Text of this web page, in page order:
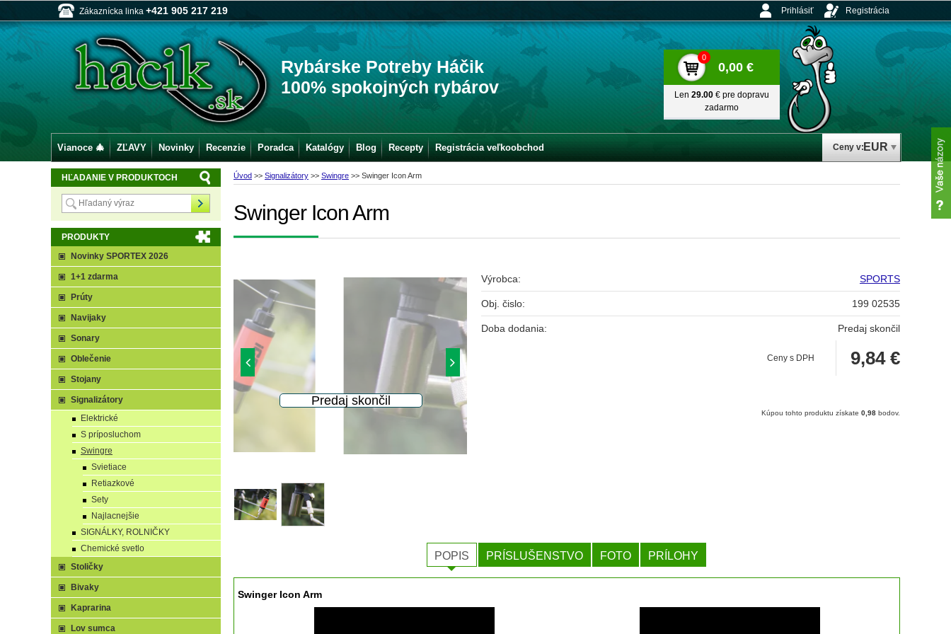
Zákaznícka linka +421 905 217 219
Rybárske Potreby Háčik
100% spokojných rybárov
Ceny v: EUR
Prihlásiť Registrácia
0
0,00 €
Len 29.00 € pre dopravu
zadarmo
Úvod >> Signalizátory >> Swingre >> Swinger Icon Arm
Swinger Icon Arm
Výrobca: SPORTS
Obj. čislo: 199 02535
Doba dodania: Predaj skončil
Ceny s DPH 9,84 €
Kúpou tohto produktu získate 0,98 bodov.
POPIS PRÍSLUŠENSTVO FOTO PRÍLOHY
Swinger Icon Arm
HĽADANIE V PRODUKTOCH
PRODUKTY
Novinky SPORTEX 2026
1+1 zdarma
Prúty
Navijaky
Sonary
Oblečenie
Stojany
Signalizátory
Elektrické
S príposluchom
Swingre
Svietiace
Retiazkové
Sety
Najlacnejšie
SIGNÁLKY, ROLNIČKY
Chemické svetlo
Stoličky
Bivaky
Kaprarina
Lov sumca
Vianoce 🎄 ZĽAVY Novinky Recenzie Poradca Katalógy Blog Recepty Registrácia veľkoobchod